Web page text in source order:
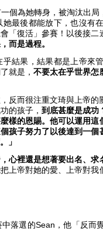
個為她轉身，被淘汰出
最後都能放下，也沒有
「復活」參賽！以後接
而是過程。
乎結果，結果都是上帝
就是，不要太在乎世界怎
反而很注重文琦與上帝的
的孩子，到底甚麼是成功
樣的恩賜。他可以運用
孩子努力了以後達到一
」
心裡還是想著要出名、求
上帝對她的愛、上帝對
落選的Sean，他「反